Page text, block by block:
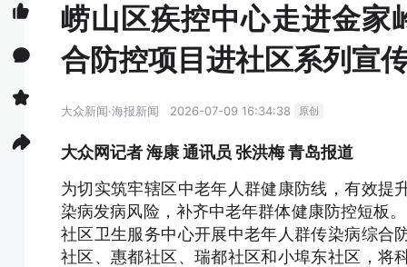
崂山区疾控中心走进金家
合防控项目进社区系列宣
大众新闻·海报新闻 2026-07-09 16:34:38 原创
大众网记者 海康 通讯员 张洪梅 青岛报道
为切实筑牢辖区中老年人群健康防线，有效提
染病发病风险，补齐中老年群体健康防控短板
社区卫生服务中心开展中老年人群传染病综合
社区、惠都社区、瑞都社区和小埠东社区，将